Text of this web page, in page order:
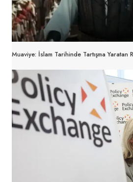
Muaviye: İslam Tarihinde Tartışma Yaratan